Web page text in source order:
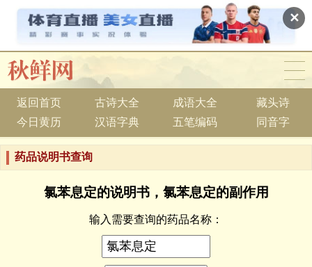
✕
返回首页 古诗大全 成语大全
藏头诗
今日黄历
汉语字典 五笔编码 同音字
药品说明书查询
氯苯息定的说明书，氯苯息定的副作用
输入需要查询的药品名称：